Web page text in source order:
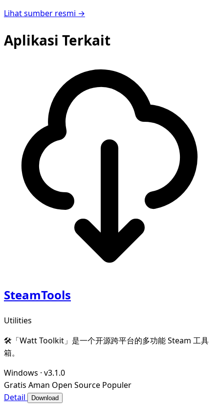
Lihat sumber resmi →
Aplikasi Terkait
SteamTools
Utilities
🛠「Watt Toolkit」是一个开源跨平台的多功能 Steam 工具
箱。
Windows · v3.1.0
Gratis Aman Open Source Populer
Detail
Download